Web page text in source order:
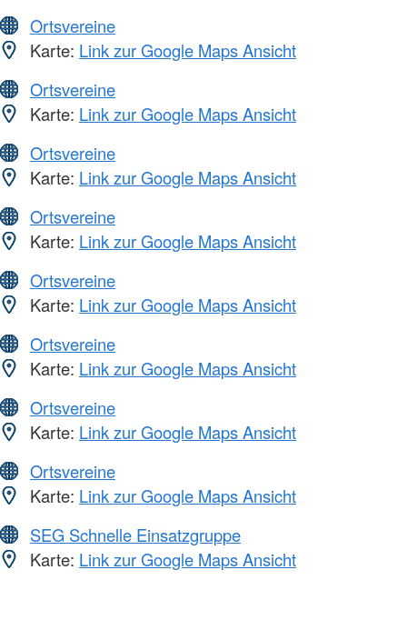
Ortsvereine
Karte: Link zur Google Maps Ansicht
Ortsvereine
Karte: Link zur Google Maps Ansicht
Ortsvereine
Karte: Link zur Google Maps Ansicht
Ortsvereine
Karte: Link zur Google Maps Ansicht
Ortsvereine
Karte: Link zur Google Maps Ansicht
Ortsvereine
Karte: Link zur Google Maps Ansicht
Ortsvereine
Karte: Link zur Google Maps Ansicht
Ortsvereine
Karte: Link zur Google Maps Ansicht
SEG Schnelle Einsatzgruppe
Karte: Link zur Google Maps Ansicht